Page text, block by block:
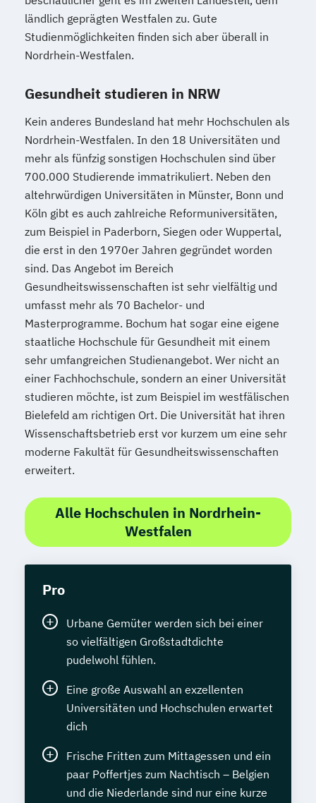
ländlich geprägten Westfalen zu. Gute
Studienmöglichkeiten finden sich aber überall in
Nordrhein-Westfalen.
Gesundheit studieren in NRW
Kein anderes Bundesland hat mehr Hochschulen als
Nordrhein-Westfalen. In den 18 Universitäten und
mehr als fünfzig sonstigen Hochschulen sind über
700.000 Studierende immatrikuliert. Neben den
altehrwürdigen Universitäten in Münster, Bonn und
Köln gibt es auch zahlreiche Reformuniversitäten,
zum Beispiel in Paderborn, Siegen oder Wuppertal,
die erst in den 1970er Jahren gegründet worden
sind. Das Angebot im Bereich
Gesundheitswissenschaften ist sehr vielfältig und
umfasst mehr als 70 Bachelor- und
Masterprogramme. Bochum hat sogar eine eigene
staatliche Hochschule für Gesundheit mit einem
sehr umfangreichen Studienangebot. Wer nicht an
einer Fachhochschule, sondern an einer Universität
studieren möchte, ist zum Beispiel im westfälischen
Bielefeld am richtigen Ort. Die Universität hat ihren
Wissenschaftsbetrieb erst vor kurzem um eine sehr
moderne Fakultät für Gesundheitswissenschaften
erweitert.
Alle Hochschulen in Nordrhein-
Westfalen
Pro
Urbane Gemüter werden sich bei einer
so vielfältigen Großstadtdichte
pudelwohl fühlen.
Eine große Auswahl an exzellenten
Universitäten und Hochschulen erwartet
dich
Frische Fritten zum Mittagessen und ein
paar Poffertjes zum Nachtisch – Belgien
und die Niederlande sind nur eine kurze